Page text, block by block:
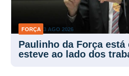
FORÇA 3 AGO 2026
Paulinho da Força está
esteve ao lado dos